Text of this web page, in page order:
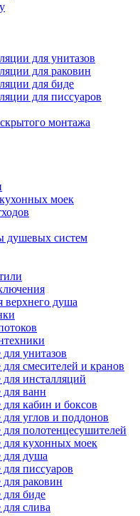
для унитазов
для раковин
для биде
для писсуаров
монтажа
моек
душевых систем
душа
унитазов
смесителей и кранов
инсталляций
ванн
кабин и боксов
углов и поддонов
полотенцесушителей
кухонных моек
душа
писсуаров
раковин
биде
слива